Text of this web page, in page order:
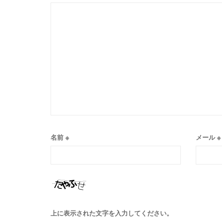
名前 ※ メール※
上に表示された文字を入力してください。